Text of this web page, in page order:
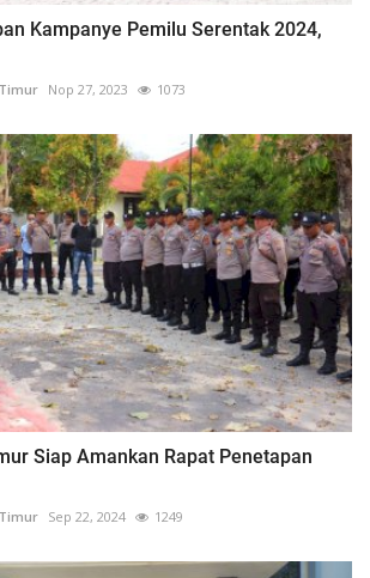
Kampanye Pemilu Serentak 2024,
Nop 27, 2023 1073
Siap Amankan Rapat Penetapan
Sep 22, 2024 1249